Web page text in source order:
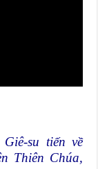
Giê-su tiến về
Thiên Chúa,